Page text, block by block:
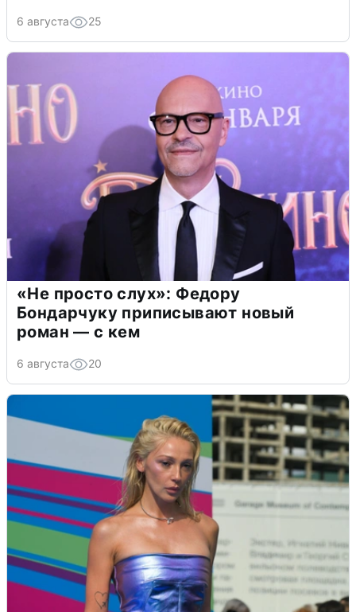
6 августа 25
«Не просто слух»: Федору
Бондарчуку приписывают новый
роман — с кем
6 августа 20